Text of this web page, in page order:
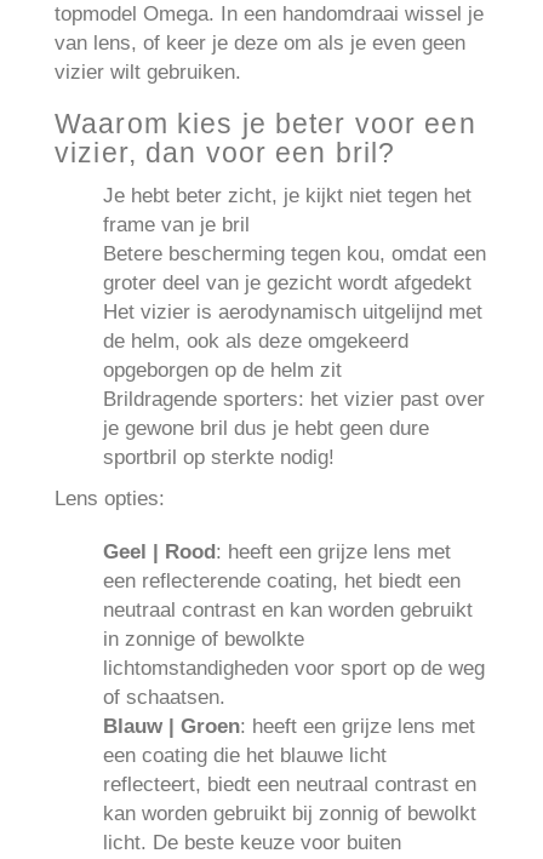
topmodel Omega. In een handomdraai wissel je
van lens, of keer je deze om als je even geen
vizier wilt gebruiken.
Waarom kies je beter voor een
vizier, dan voor een bril?
Je hebt beter zicht, je kijkt niet tegen het
frame van je bril
Betere bescherming tegen kou, omdat een
groter deel van je gezicht wordt afgedekt
Het vizier is aerodynamisch uitgelijnd met
de helm, ook als deze omgekeerd
opgeborgen op de helm zit
Brildragende sporters: het vizier past over
je gewone bril dus je hebt geen dure
sportbril op sterkte nodig!
Lens opties:
Geel | Rood: heeft een grijze lens met
een reflecterende coating, het biedt een
neutraal contrast en kan worden gebruikt
in zonnige of bewolkte
lichtomstandigheden voor sport op de weg
of schaatsen.
Blauw | Groen: heeft een grijze lens met
een coating die het blauwe licht
reflecteert, biedt een neutraal contrast en
kan worden gebruikt bij zonnig of bewolkt
licht. De beste keuze voor buiten